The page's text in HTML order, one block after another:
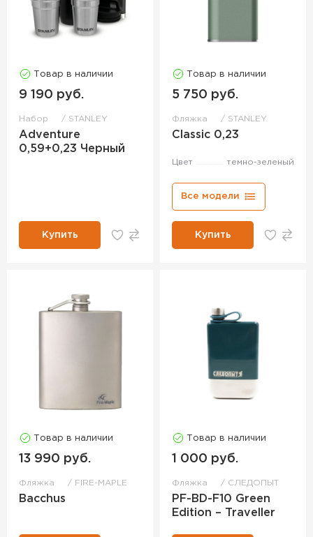
Товар в наличии
9 190 руб.
Набор STANLEY
Adventure
0,59+0,23 Черный
Купить
Товар в наличии
5 750 руб.
Фляжка STANLEY
Classic 0,23
Цвет темно-зеленый
Все модели
Купить
Товар в наличии
13 990 руб.
Фляжка FIRE-MAPLE
Bacchus
Товар в наличии
1 000 руб.
Фляжка СЛЕДОПЫТ
PF-BD-F10 Green
Edition – Traveller